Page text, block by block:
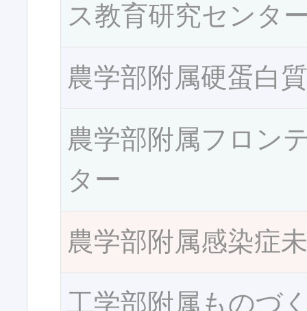
ス教育研究センタ
農学部附属硬蛋白
農学部附属フロン
ター
農学部附属感染症
工学部附属ものづ